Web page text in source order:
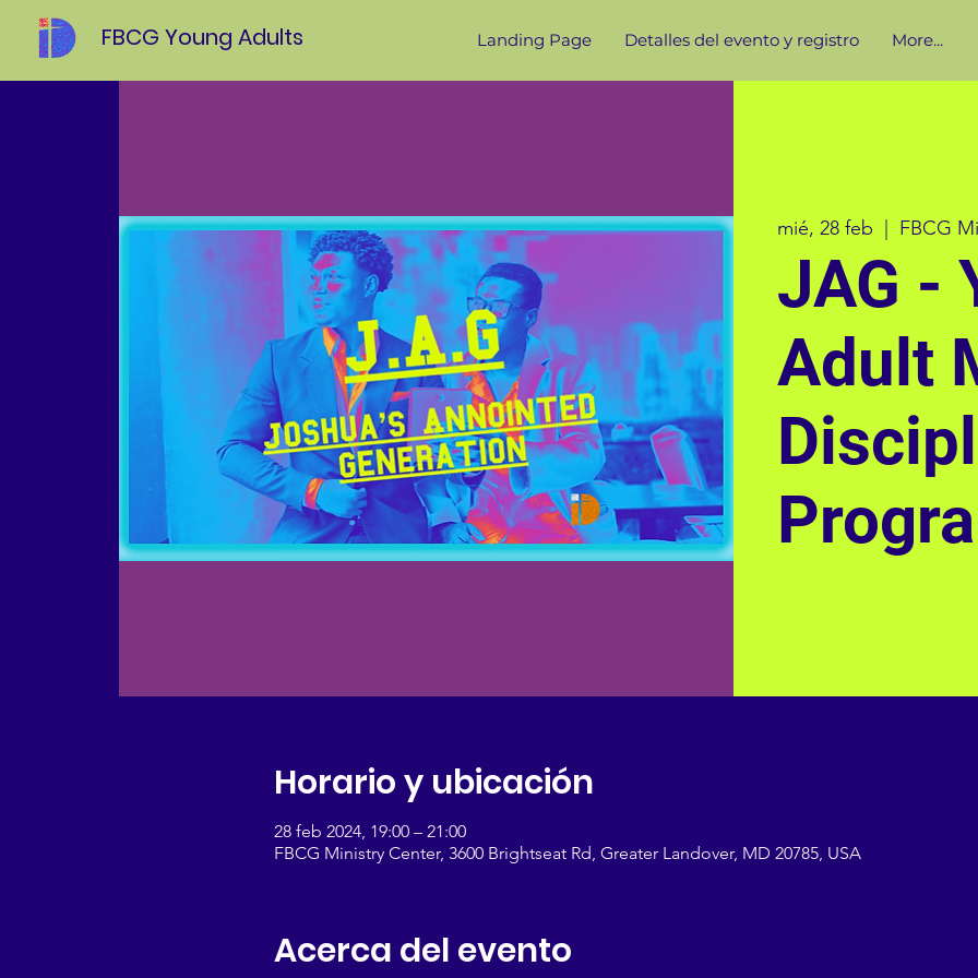
FBCG Young Adults Landing Page Detalles del evento y registro More...
mié, 28 feb FBCG
JAG -
Adult
Horario y ubicación
28 feb 2024, 19:00 – 21:00
FBCG Ministry Center, 3600 Brightseat Rd, Greater Landover, MD 20785, USA
Acerca del evento